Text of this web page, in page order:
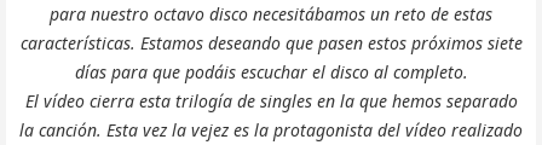
para nuestro octavo disco necesitábamos un reto de estas
características. Estamos deseando que pasen estos próximos siete
días para que podáis escuchar el disco al completo.
El vídeo cierra esta trilogía de singles en la que hemos separado
la canción. Esta vez la vejez es la protagonista del vídeo realizado